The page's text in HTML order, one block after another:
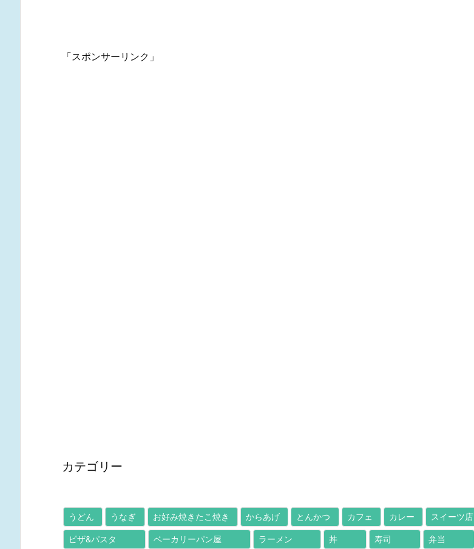
「スポンサーリンク」
カテゴリー
うどん うなぎ お好み焼きたこ焼き からあげ とんかつ カフェ カレー スイーツ店
ピザ&パスタ ベーカリーパン屋 ラーメン 丼 寿司 弁当